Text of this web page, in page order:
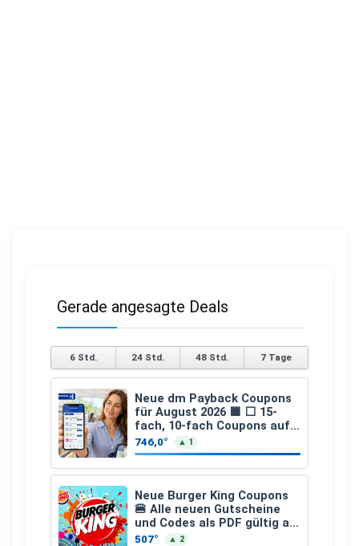
Gerade angesagte Deals
6 Std. 24 Std. 48 Std. 7 Tage
Neue dm Payback Coupons
für August 2026 🟦 ⬜ 15-
fach, 10-fach Coupons auf
den gesamten Einkauf ab 2
€
746,0° ▲ 1
Neue Burger King Coupons
🍔 Alle neuen Gutscheine
und Codes als PDF gültig ab
25.07.2026 bis 04.09.2026
507° ▲ 2